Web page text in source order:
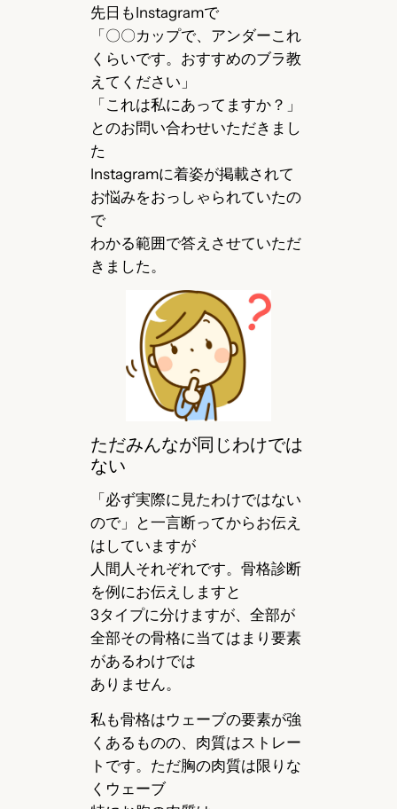
先日もInstagramで
「〇〇カップで、アンダーこれ
くらいです。おすすめのブラ教
えてください」
「これは私にあってますか？」
とのお問い合わせいただきまし
た
Instagramに着姿が掲載されて
お悩みをおっしゃられていたの
で
わかる範囲で答えさせていただ
きました。
ただみんなが同じわけでは
ない
「必ず実際に見たわけではない
ので」と一言断ってからお伝え
はしていますが
人間人それぞれです。骨格診断
を例にお伝えしますと
3タイプに分けますが、全部が
全部その骨格に当てはまり要素
があるわけでは
ありません。
私も骨格はウェーブの要素が強
くあるものの、肉質はストレー
トです。ただ胸の肉質は限りな
くウェーブ